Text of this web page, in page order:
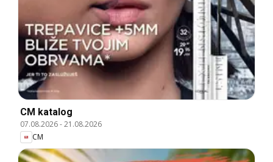
CM katalog
07.08.2026-21.08.2026
CM